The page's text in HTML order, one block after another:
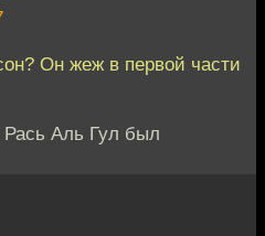
Он жеж в первой части
Рась Аль Гул был